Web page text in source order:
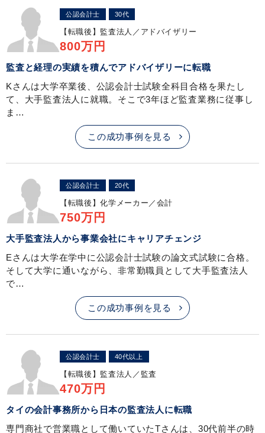
公認会計士 30代
【転職後】 監査法人／アドバイザリー
800万円
監査と経理の実績を積んでアドバイザリーに転職
Kさんは大学卒業後、公認会計士試験全科目合格を果たし
て、大手監査法人に就職。そこで3年ほど監査業務に従事し
ま…
この成功事例を見る
公認会計士 20代
【転職後】化学メーカー／会計
750万円
大手監査法人から事業会社にキャリアチェンジ
Eさんは大学在学中に公認会計士試験の論文式試験に合格。
そして大学に通いながら、非常勤職員として大手監査法人
で…
この成功事例を見る
公認会計士 40代以上
【転職後】 監査法人／監査
470万円
タイの会計事務所から日本の監査法人に転職
専門商社で営業職として働いていたTさんは、30代前半の時